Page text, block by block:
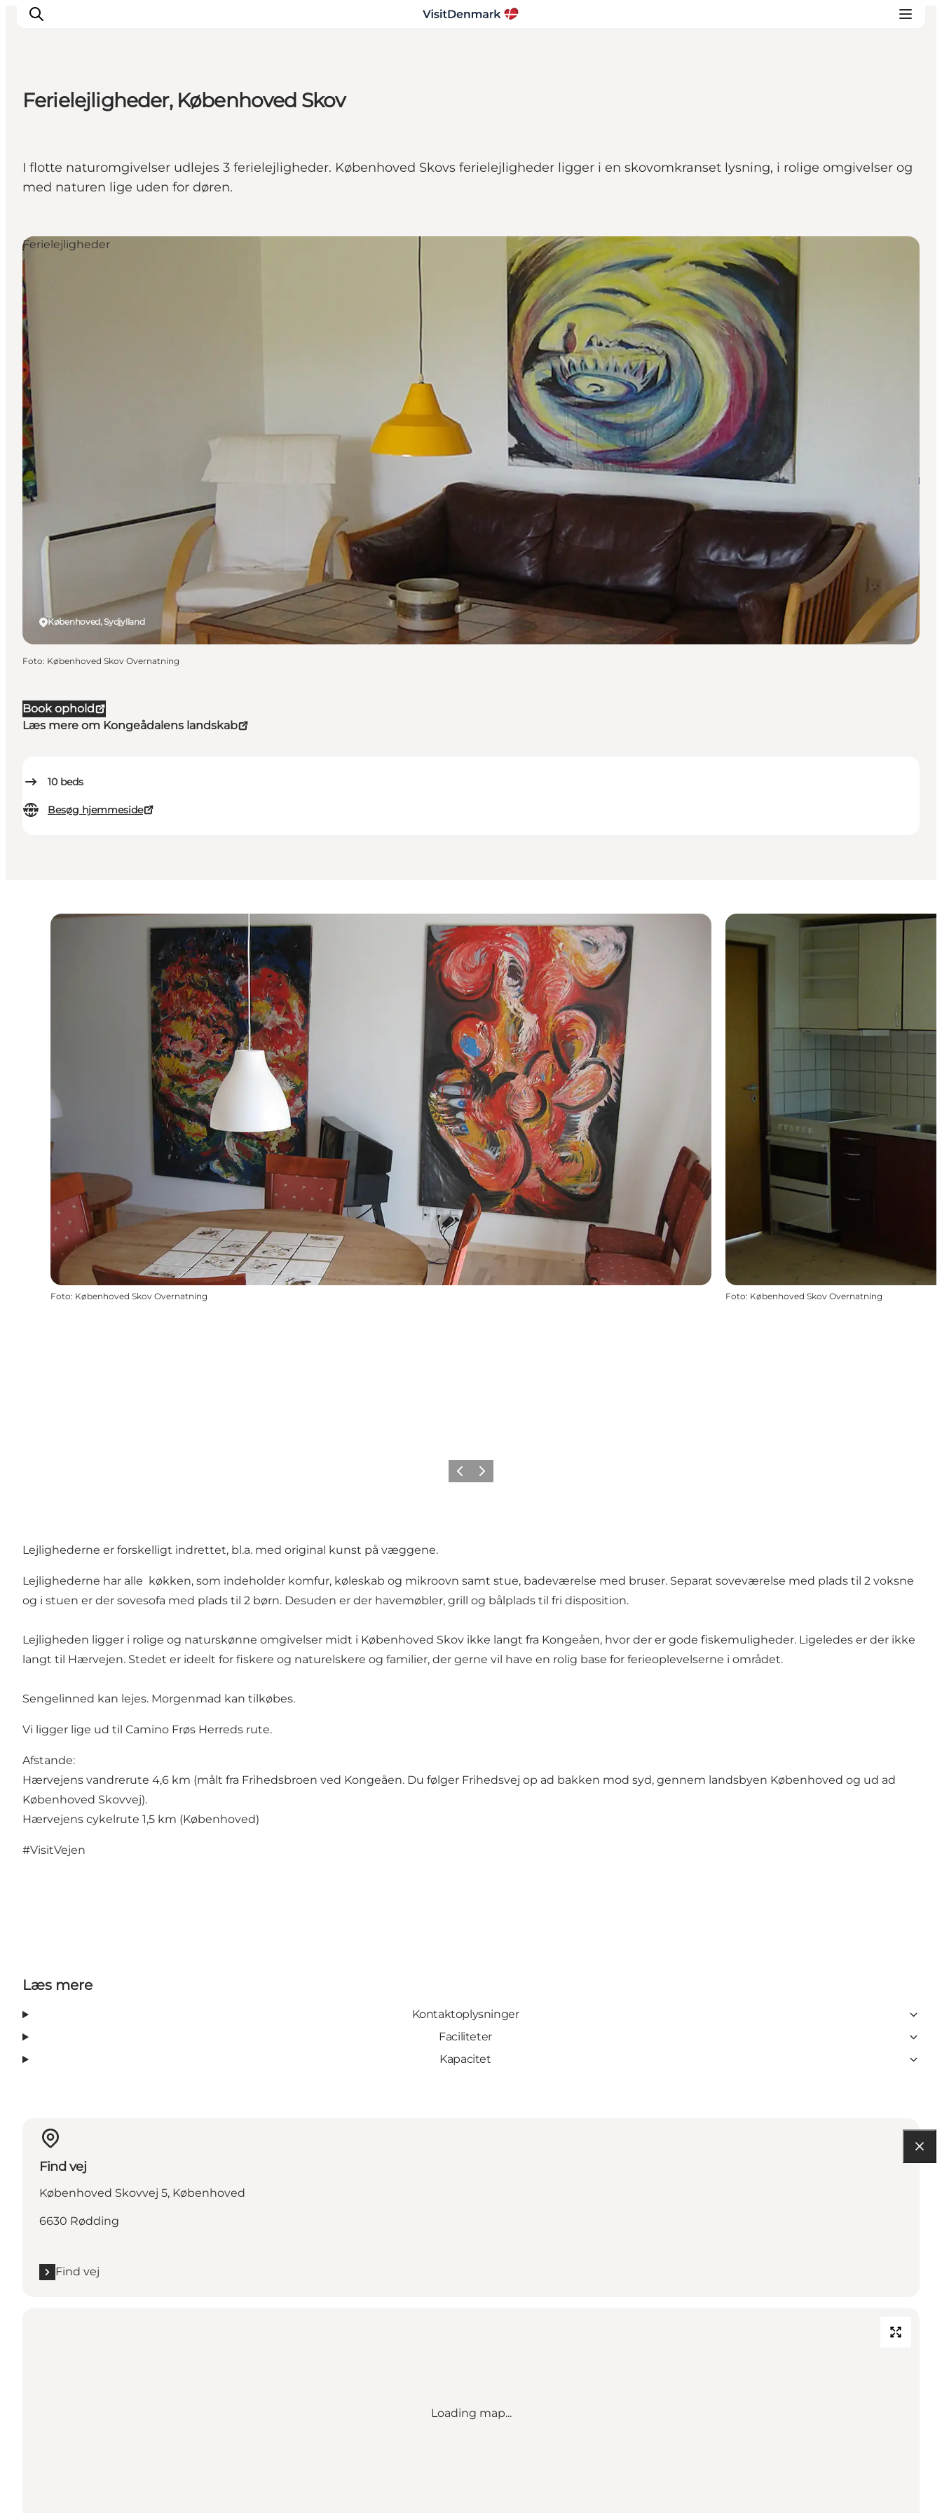
Oplevelser
Overnatning
Planlæg ferien
Ferielejligheder, Københoved Skov
I flotte naturomgivelser udlejes 3 ferielejligheder. Københoved Skovs ferielejligheder ligger i en skovomkranset lysning, i rolige omgivelser og
med naturen lige uden for døren.
Book ophold
Læs mere om Kongeådalens landskab
10 beds
Besøg hjemmeside
Københoved, Sydjylland
Ferielejligheder
Foto: Københoved Skov Overnatning
Foto: Københoved Skov Overnatning Foto: Københoved Skov Overnatning
ForrigeNæste
Lejlighederne er forskelligt indrettet, bl.a. med original kunst på væggene.
Lejlighederne har alle køkken, som indeholder komfur, køleskab og mikroovn samt stue, badeværelse med bruser. Separat soveværelse med plads til 2 voksne
og i stuen er der sovesofa med plads til 2 børn. Desuden er der havemøbler, grill og bålplads til fri disposition.
Lejligheden ligger i rolige og naturskønne omgivelser midt i Københoved Skov ikke langt fra Kongeåen, hvor der er gode fiskemuligheder. Ligeledes er der ikke
langt til Hærvejen. Stedet er ideelt for fiskere og naturelskere og familier, der gerne vil have en rolig base for ferieoplevelserne i området.
Sengelinned kan lejes. Morgenmad kan tilkøbes.
Vi ligger lige ud til Camino Frøs Herreds rute.
Afstande:
Hærvejens vandrerute 4,6 km (målt fra Frihedsbroen ved Kongeåen. Du følger Frihedsvej op ad bakken mod syd, gennem landsbyen Københoved og ud ad
Københoved Skovvej).
Hærvejens cykelrute 1,5 km (Københoved)
#VisitVejen
Læs mere
Kontaktoplysninger
Faciliteter
Kapacitet
Find vej
Københoved Skovvej 5, Københoved
6630 Rødding
Find vej
Loading map...